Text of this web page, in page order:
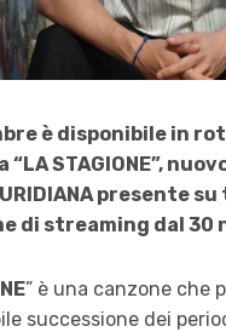
è disponibile in
STAGIONE”,
presente
di streaming dal 30
” è una canzone che
successione dei